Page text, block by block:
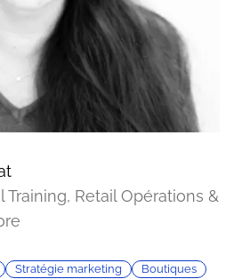
Training, Retail Opérations &
Stratégie marketing
Boutiques